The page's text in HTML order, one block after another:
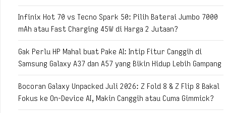
Infinix Hot 70 vs Tecno Spark 50: Pilih Baterai Jumbo 7000
mAh atau Fast Charging 45W di Harga 2 Jutaan?
Gak Perlu HP Mahal buat Pake AI: Intip Fitur Canggih di
Samsung Galaxy A37 dan A57 yang Bikin Hidup Lebih Gampang
Bocoran Galaxy Unpacked Juli 2026: Z Fold 8 & Z Flip 8 Bakal
Fokus ke On-Device AI, Makin Canggih atau Cuma Gimmick?